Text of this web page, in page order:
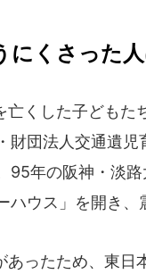
にくさった
くした子どもた
財団法人交通遺
95年の阪神・淡
ハウス」を開き
ったため、東日